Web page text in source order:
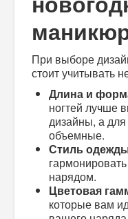
При выборе
стоит учитывать
Длина и
ногтей лучше
дизайны, а
объемные.
Стиль
нарядом.
Цветовая
которые вам